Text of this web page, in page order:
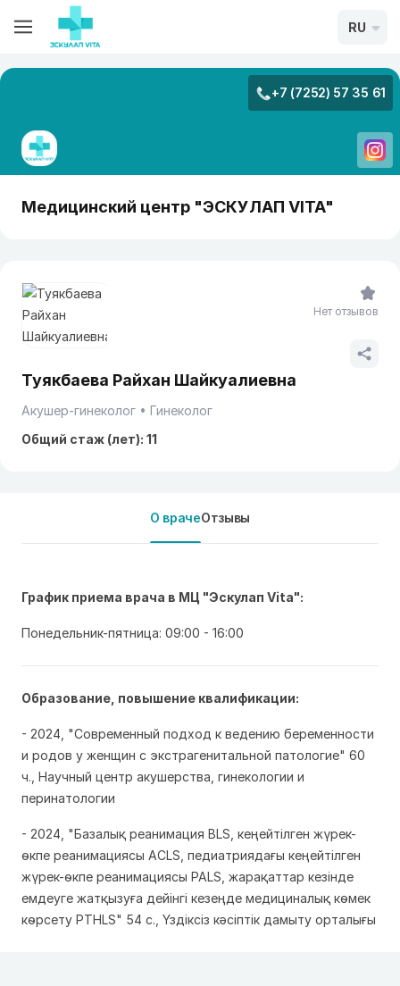
RU
+7 (7252) 57 35 61
Медицинский центр "ЭСКУЛАП VITA"
Туякбаева Райхан Шайкуалиевна
Акушер-гинеколог
Гинеколог
Общий стаж (лет): 11
Нет отзывов
О врачеОтзывы
График приема врача в МЦ "Эскулап Vita":
Понедельник-пятница: 09:00 - 16:00
Образование, повышение квалификации:
- 2024, "Современный подход к ведению беременности
и родов у женщин с экстрагенитальной патологие" 60
ч., Научный центр акушерства, гинекологии и
перинатологии
- 2024, "Базалық реанимация BLS, кеңейтілген жүрек-
өкпе реанимациясы ACLS, педиатриядағы кеңейтілген
жүрек-өкпе реанимациясы PALS, жарақаттар кезінде
емдеуге жатқызуға дейінгі кезеңде медициналық көмек
көрсету PTHLS" 54 с., Үздіксіз кәсіптік дамыту орталығы